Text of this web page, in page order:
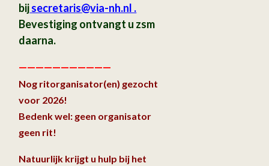
bijsecretaris@via-nh.nl .
Bevestiging ontvangt u zsm
daarna.
———————————
Nog ritorganisator(en) gezocht
voor 2026!
Bedenk wel: geen organisator
geen rit!
Natuurlijk krijgt u hulp bij het